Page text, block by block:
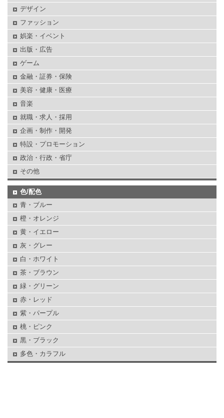
デザイン
ファッション
娯楽・イベント
出版・広告
ゲーム
金融・証券・保険
美容・健康・医療
音楽
就職・求人・採用
企画・制作・開発
特設・プロモーション
政治・行政・省庁
その他
色/配色
青・ブルー
橙・オレンジ
黄・イエロー
灰・グレー
白・ホワイト
茶・ブラウン
緑・グリーン
赤・レッド
紫・パープル
桃・ピンク
黒・ブラック
多色・カラフル